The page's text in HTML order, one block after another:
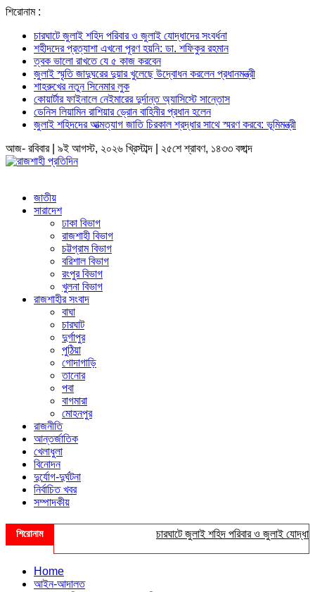
শিরোনাম :
চারঘাটে জুলাই শহিদ পরিবার ও জুলাই যোদ্ধাদের সংবর্ধনা
শহীদদের প্রত্যাশা এখনো পূরণ হয়নি: ডা. শফিকুর রহমান
ত্বক ভালো রাখতে যে ৫ কাজ করবেন
জুলাই স্মৃতি জাদুঘরের দুয়ার খুলেছে উদ্বোধন করলেন প্রধানমন্ত্রী
শাহরুখের নতুন সিনেমার লুক
কোয়ার্টার ফাইনালে নেইমারের দুর্দান্ত অ্যাসিস্টে সান্তোস
ডেনিস লিয়ামিন রাশিয়ার ড্রোন বাহিনীর প্রধান হলেন
জুলাই শহিদদের আত্মত্যাগ জাতি চিরকাল শ্রদ্ধার সাথে স্মরণ করবে: ভূমিমন্ত্রী
আজ- রবিবার | ৯ই আগস্ট, ২০২৬ খ্রিস্টাব্দ | ২৫শে শ্রাবণ, ১৪৩৩ বঙ্গাব্দ
জাতীয়
সারাদেশ
ঢাকা বিভাগ
রাজশাহী বিভাগ
চট্টগ্রাম বিভাগ
বরিশাল বিভাগ
রংপুর বিভাগ
খুলনা বিভাগ
রাজশাহীর সংবাদ
বাঘা
চারঘাট
দুর্গাপুর
পুঠিয়া
গোদাগাড়ি
তানোর
পবা
বাগমারা
মোহনপুর
রাজনীতি
আন্তর্জাতিক
খেলাধুলা
বিনোদন
দুর্যোগ-দুর্ঘটনা
নির্বাচিত খবর
সম্পাদকীয়
শিরোনাম চারঘাটে জুলাই শহিদ পরিবার ও জুলাই যোদ্ধাদের
Home
আইন-আদালত